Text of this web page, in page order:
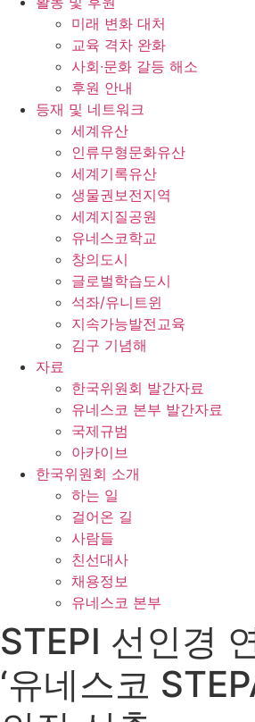
미래 변화 대처
교육 격차 완화
사회∙문화 갈등 해소
후원 안내
등재 및 네트워크
세계유산
인류무형문화유산
세계기록유산
생물권보전지역
세계지질공원
유네스코학교
창의도시
글로벌학습도시
석좌/유니트윈
지속가능발전교육
김구 기념해
자료
한국위원회 발간자료
유네스코 본부 발간자료
국제규범
아카이브
한국위원회 소개
하는 일
걸어온 길
사람들
친선대사
채용정보
유네스코 본부
STEPI 선인경
‘유네스코